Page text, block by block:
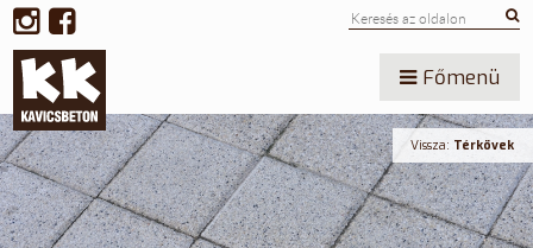
Főmenü
Vissza: Térkövek